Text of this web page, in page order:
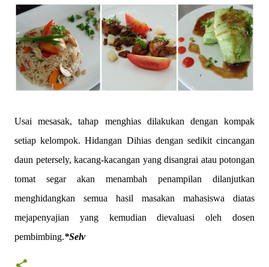
Usai mesasak, tahap menghias dilakukan dengan kompak
setiap kelompok. Hidangan Dihias dengan sedikit cincangan
daun petersely, kacang-kacangan yang disangrai atau potongan
tomat segar akan menambah penampilan dilanjutkan
menghidangkan semua hasil masakan mahasiswa diatas
mejapenyajian yang kemudian dievaluasi oleh dosen
pembimbing.*Selv